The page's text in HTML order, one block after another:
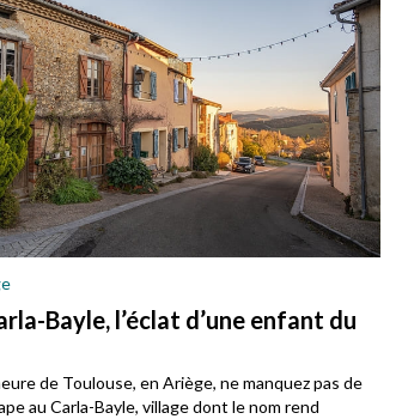
Bayle, l’éclat d’une enfant du
de Toulouse, en Ariège, ne manquez pas de
au Carla-Bayle, village dont le nom rend